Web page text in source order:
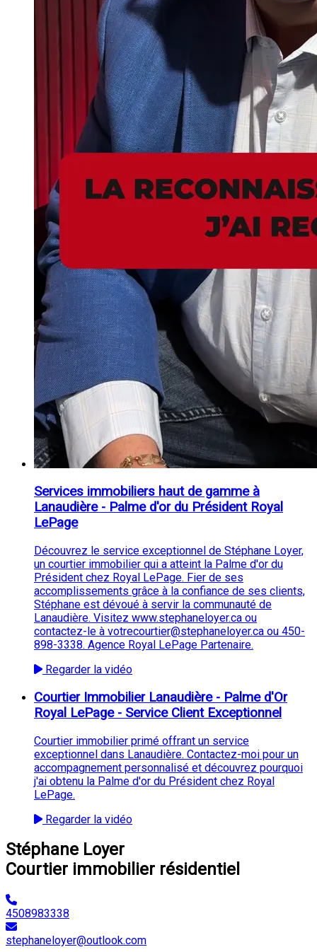
Services immobiliers haut de gamme à
Lanaudière - Palme d'or du Président Royal
LePage
Découvrez le service exceptionnel de Stéphane Loyer,
un courtier immobilier qui a atteint la Palme d'or du
Président chez Royal LePage. Fier de ses
accomplissements grâce à la confiance de ses clients,
Stéphane est dévoué à servir la communauté de
Lanaudière. Visitez www.stephaneloyer.ca ou
contactez-le à votrecourtier@stephaneloyer.ca ou 450-
898-3338. Agence Royal LePage Partenaire.
Regarder la vidéo
Courtier Immobilier Lanaudière - Palme d'Or
Royal LePage - Service Client Exceptionnel
Courtier immobilier primé offrant un service
exceptionnel dans Lanaudière. Contactez-moi pour un
accompagnement personnalisé et découvrez pourquoi
j'ai obtenu la Palme d'or du Président chez Royal
LePage.
Regarder la vidéo
Stéphane Loyer
Courtier immobilier résidentiel
4508983338
stephaneloyer@outlook.com